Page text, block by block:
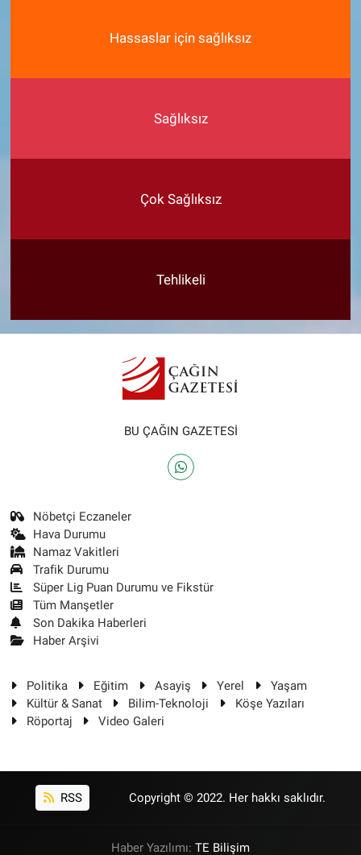
Hassaslar için sağlıksız
Sağlıksız
Çok Sağlıksız
Tehlikeli
BU ÇAĞIN GAZETESİ
Nöbetçi Eczaneler
Hava Durumu
Namaz Vakitleri
Trafik Durumu
Süper Lig Puan Durumu ve Fikstür
Tüm Manşetler
Son Dakika Haberleri
Haber Arşivi
Politika Eğitim Asayiş Yerel
Yaşam
Kültür & Sanat
Bilim-Teknoloji
Köşe Yazıları
Röportaj
Video Galeri
RSS Copyright © 2022. Her hakkı saklıdır.
Haber Yazılımı: TE Bilişim